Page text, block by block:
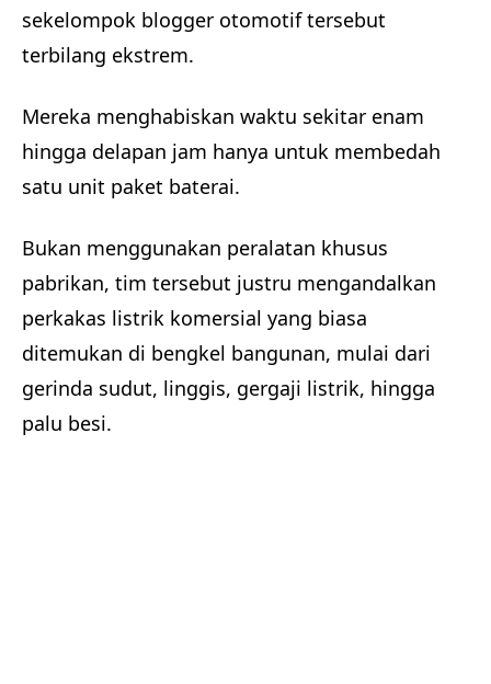
sekelompok blogger otomotif tersebut
terbilang ekstrem.
Mereka menghabiskan waktu sekitar enam
hingga delapan jam hanya untuk membedah
satu unit paket baterai.
Bukan menggunakan peralatan khusus
pabrikan, tim tersebut justru mengandalkan
perkakas listrik komersial yang biasa
ditemukan di bengkel bangunan, mulai dari
gerinda sudut, linggis, gergaji listrik, hingga
palu besi.